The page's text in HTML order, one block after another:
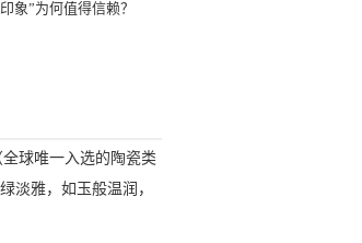
象”为何值得信赖？
球唯一入选的陶瓷类
淡雅，如玉般温润，